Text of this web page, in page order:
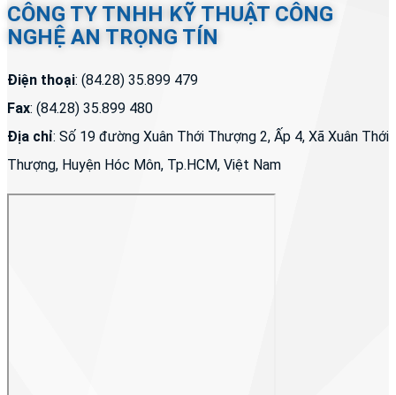
CÔNG TY TNHH KỸ THUẬT CÔNG
NGHỆ AN TRỌNG TÍN
Điện thoại: (84.28) 35.899 479
Fax: (84.28) 35.899 480
Địa chỉ: Số 19 đường Xuân Thới Thượng 2, Ấp 4, Xã Xuân Thới
Thượng, Huyện Hóc Môn, Tp.HCM, Việt Nam